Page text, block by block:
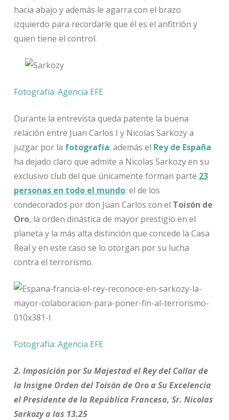
hacia abajo y además le agarra con el brazo
izquierdo para recordarle que él es el anfitrión y
quien tiene el control.
Fotografía: Agencia EFE
Durante la entrevista queda patente la buena
relación entre Juan Carlos I y Nicolas Sarkozy a
juzgar por la fotografía: además el Rey de España
ha dejado claro que admite a Nicolas Sarkozy en su
exclusivo club del que únicamente forman parte 23
personas en todo el mundo: el de los
condecorados por don Juan Carlos con el Toisón de
Oro, la orden dinástica de mayor prestigio en el
planeta y la más alta distinción que concede la Casa
Real y en este caso se lo otorgan por su lucha
contra el terrorismo.
Fotografía: Agencia EFE
2. Imposición por Su Majestad el Rey del Collar de
la Insigne Orden del Toisón de Oro a Su Excelencia
el Presidente de la República Francesa, Sr. Nicolas
Sarkozy a las 13.25